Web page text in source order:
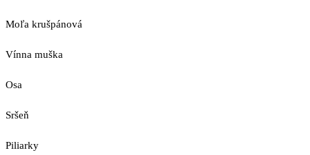
Moľa krušpánová
Vínna muška
Osa
Sršeň
Piliarky